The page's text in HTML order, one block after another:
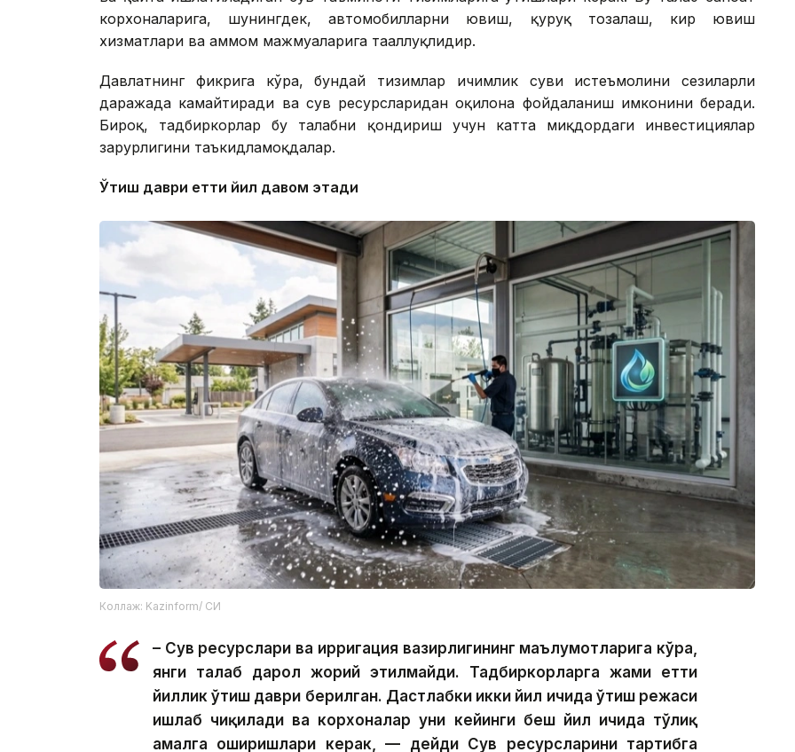
корхоналарига, шунингдек, автомобилларни ювиш, қуруқ тозалаш, кир ювиш
хизматлари ва ҳаммом мажмуаларига тааллуқлидир.
Давлатнинг фикрига кўра, бундай тизимлар ичимлик суви истеъмолини сезиларли
даражада камайтиради ва сув ресурсларидан оқилона фойдаланиш имконини беради.
Бироқ, тадбиркорлар бу талабни қондириш учун катта миқдордаги инвестициялар
зарурлигини таъкидламоқдалар.
Ўтиш даври етти йил давом этади
Коллаж: Kazinform/ СИ
– Сув ресурслари ва ирригация вазирлигининг маълумотларига кўра,
янги талаб дарҳол жорий этилмайди. Тадбиркорларга жами етти
йиллик ўтиш даври берилган. Дастлабки икки йил ичида ўтиш режаси
ишлаб чиқилади ва корхоналар уни кейинги беш йил ичида тўлиқ
амалга оширишлари керак, — дейди Сув ресурсларини тартибга